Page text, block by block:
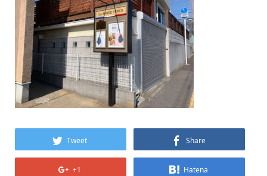
Tweet Share
+1 Hatena